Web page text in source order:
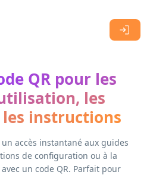
QR pour les
les
instructions
accès instantané aux guides
de configuration ou à la
un code QR. Parfait pour